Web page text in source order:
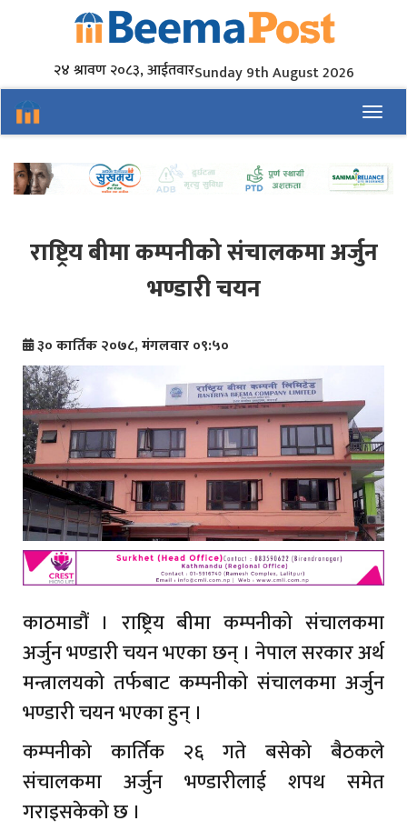
२४ श्रावण २०८३, आईतवारSunday 9th August 2026
राष्ट्रिय बीमा कम्पनीको संचालकमा अर्जुन
भण्डारी चयन
३० कार्तिक २०७८, मंगलवार ०९:५०
काठमाडौं । राष्ट्रिय बीमा कम्पनीको संचालकमा
अर्जुन भण्डारी चयन भएका छन् । नेपाल सरकार अर्थ
मन्त्रालयको तर्फबाट कम्पनीको संचालकमा अर्जुन
भण्डारी चयन भएका हुन् ।
कम्पनीको कार्तिक २६ गते बसेको बैठकले
संचालकमा अर्जुन भण्डारीलाई शपथ समेत
गराइसकेको छ ।